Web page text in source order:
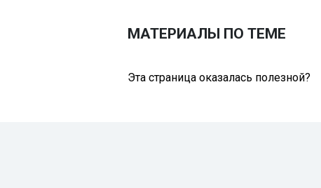
МАТЕРИАЛЫ ПО ТЕМЕ
Эта страница оказалась полезной?